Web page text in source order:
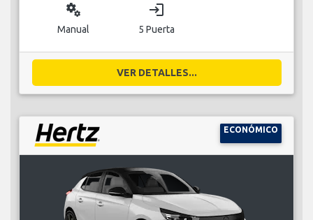
miscellaneous_services
Manual
login
5 Puerta
VER DETALLES...
ECONÓMICO